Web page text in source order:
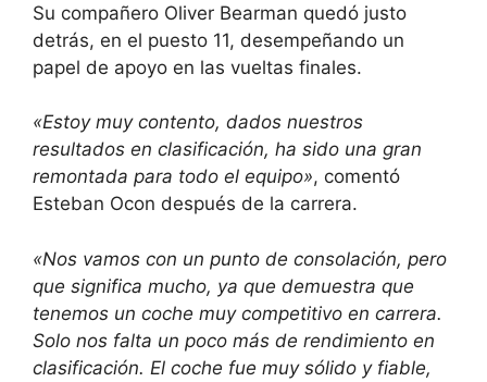
Su compañero Oliver Bearman quedó justo
detrás, en el puesto 11, desempeñando un
papel de apoyo en las vueltas finales.
«Estoy muy contento, dados nuestros
resultados en clasificación, ha sido una gran
remontada para todo el equipo», comentó
Esteban Ocon después de la carrera.
«Nos vamos con un punto de consolación, pero
que significa mucho, ya que demuestra que
tenemos un coche muy competitivo en carrera.
Solo nos falta un poco más de rendimiento en
clasificación. El coche fue muy sólido y fiable,